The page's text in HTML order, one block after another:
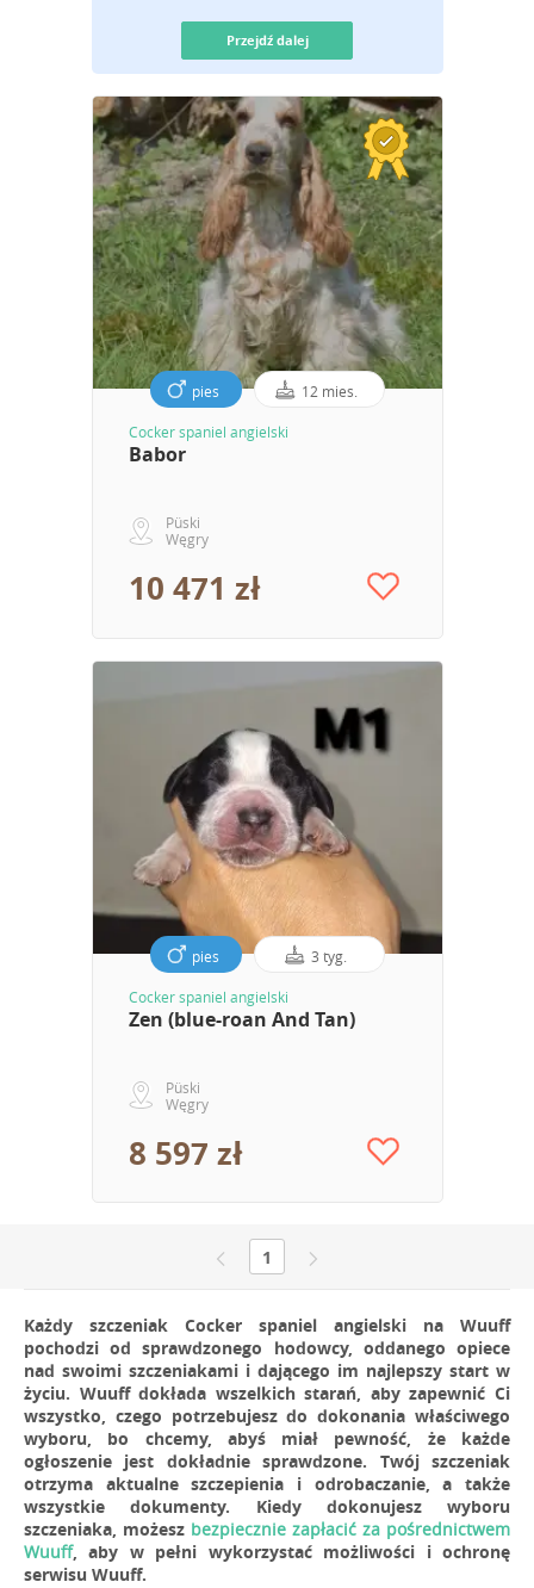
Przejdź dalej
pies 12 mies.
Cocker spaniel angielski
Babor
Püski
Węgry
10 471 zł
pies 3 tyg.
Cocker spaniel angielski
Zen (blue-roan And Tan)
Püski
Węgry
8 597 zł
1
Każdy szczeniak Cocker spaniel angielski na Wuuff
pochodzi od sprawdzonego hodowcy, oddanego opiece
nad swoimi szczeniakami i dającego im najlepszy start w
życiu. Wuuff dokłada wszelkich starań, aby zapewnić Ci
wszystko, czego potrzebujesz do dokonania właściwego
wyboru, bo chcemy, abyś miał pewność, że każde
ogłoszenie jest dokładnie sprawdzone. Twój szczeniak
otrzyma aktualne szczepienia i odrobaczanie, a także
wszystkie dokumenty. Kiedy dokonujesz wyboru
szczeniaka, możesz bezpiecznie zapłacić za pośrednictwem
Wuuff, aby w pełni wykorzystać możliwości i ochronę
serwisu Wuuff.